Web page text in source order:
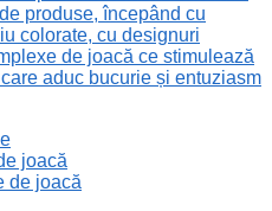
produse, începând cu
colorate, cu designuri
de joacă ce stimulează
aduc bucurie și entuziasm
joacă
de joacă